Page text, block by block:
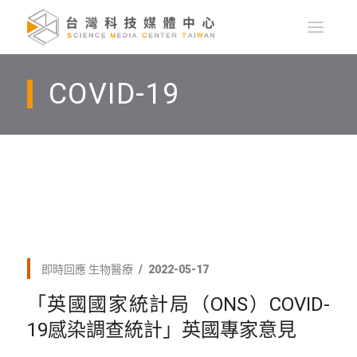
COVID-19
即時回應 生物醫療 2022-05-17
「英國國家統計局（ONS）COVID-
19感染調查統計」英國專家意見